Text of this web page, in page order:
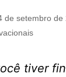
de setembro de
tiver